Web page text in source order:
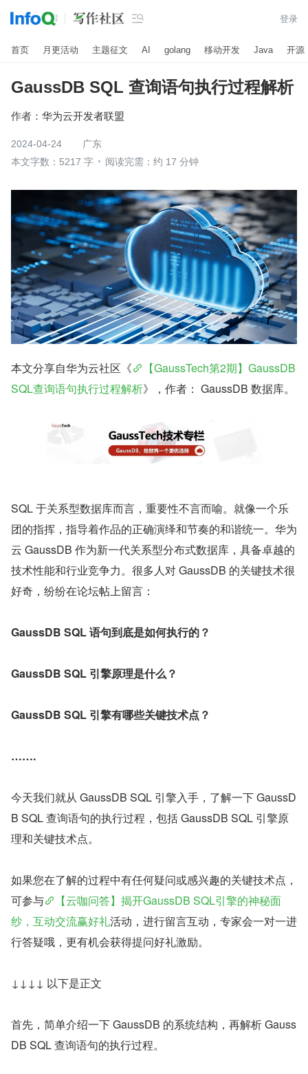
 登录
首页 月更活动 主题征文 AI golang 移动开发 Java 开源
GaussDB SQL 查询语句执行过程解析
作者： 华为云开发者联盟
2024-04-24
广东
本文字数：5217 字
阅读完需：约 17 分钟
本文分享自华为云社区《
【GaussTech第2期】GaussDB
SQL查询语句执行过程解析》，作者： GaussDB 数据库。
SQL 于关系型数据库而言，重要性不言而喻。就像一个乐
团的指挥，指导着作品的正确演绎和节奏的和谐统一。华为
云 GaussDB 作为新一代关系型分布式数据库，具备卓越的
技术性能和行业竞争力。很多人对 GaussDB 的关键技术很
好奇，纷纷在论坛帖上留言：
GaussDB SQL 语句到底是如何执行的？
GaussDB SQL 引擎原理是什么？
GaussDB SQL 引擎有哪些关键技术点？
…….
今天我们就从 GaussDB SQL 引擎入手，了解一下 GaussD
B SQL 查询语句的执行过程，包括 GaussDB SQL 引擎原
理和关键技术点。
如果您在了解的过程中有任何疑问或感兴趣的关键技术点，
可参与
【云咖问答】揭开GaussDB SQL引擎的神秘面
纱，互动交流赢好礼活动，进行留言互动，专家会一对一进
行答疑哦，更有机会获得提问好礼激励。
↓↓↓↓ 以下是正文
首先，简单介绍一下 GaussDB 的系统结构，再解析 Gauss
DB SQL 查询语句的执行过程。